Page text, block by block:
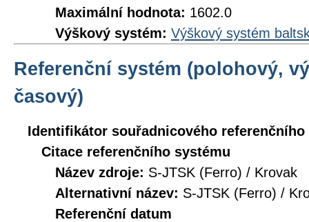
Maximální hodnota: 1602.0
Výškový systém: Výškový systém
Referenční systém (polohový,
časový)
Identifikátor souřadnicového referenčního
Citace referenčního systému
Název zdroje: S-JTSK (Ferro) / Krovak
Alternativní název: S-JTSK (Ferro) /
Referenční datum